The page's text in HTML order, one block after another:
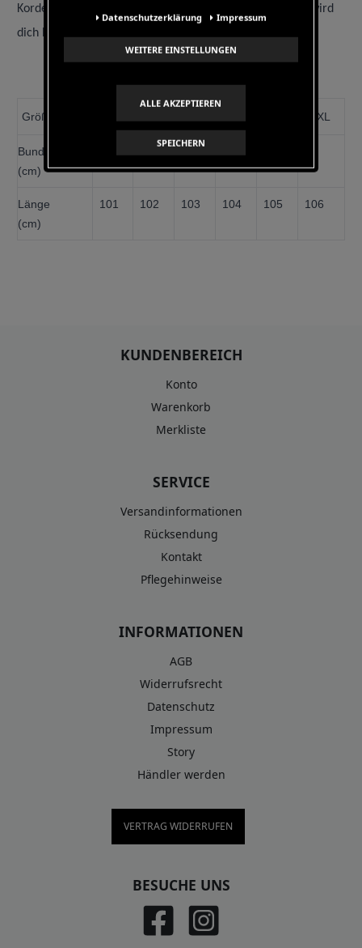
Kordelzug unterstützt. Die bequeme Bewegungsfreiheit wird
dich begeistern.
Größe XXXL
Bundweite
(cm)
52
Länge
(cm)
101 102 103 104 105 106
KUNDENBEREICH
Konto
Warenkorb
Merkliste
SERVICE
Versandinformationen
Rücksendung
Kontakt
Pflegehinweise
INFORMATIONEN
AGB
Widerrufsrecht
Datenschutz
Impressum
Story
Händler werden
VERTRAG WIDERRUFEN
BESUCHE UNS
Daten­schutz­erklärung
Impressum
WEITERE EINSTELLUNGEN
ALLE AKZEPTIEREN
SPEICHERN